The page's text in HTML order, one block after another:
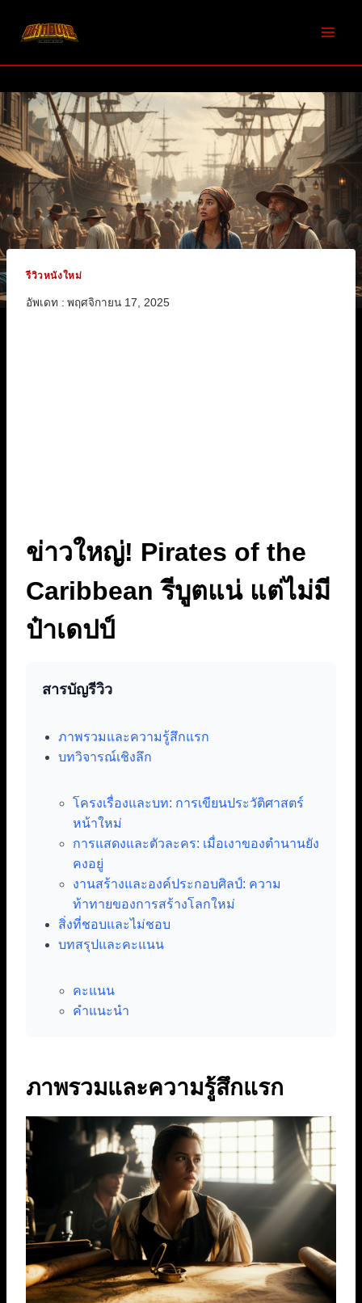
รีวิวหนังใหม่
อัพเดท : พฤศจิกายน 17, 2025
ข่าวใหญ่! Pirates of the
Caribbean รีบูตแน่ แต่ไม่มี
ป๋าเดปป์
สารบัญรีวิว
ภาพรวมและความรู้สึกแรก
บทวิจารณ์เชิงลึก
โครงเรื่องและบท: การเขียนประวัติศาสตร์
หน้าใหม่
การแสดงและตัวละคร: เมื่อเงาของตำนานยัง
คงอยู่
งานสร้างและองค์ประกอบศิลป์: ความ
ท้าทายของการสร้างโลกใหม่
สิ่งที่ชอบและไม่ชอบ
บทสรุปและคะแนน
คะแนน
คำแนะนำ
ภาพรวมและความรู้สึกแรก